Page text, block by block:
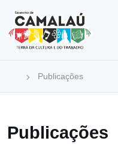
Publicações
Publicações